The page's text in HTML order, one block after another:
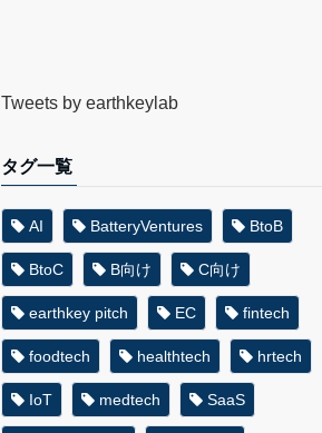
Tweets by earthkeylab
タグ一覧
AI BatteryVentures BtoB
BtoC B向け C向け
earthkey pitch EC fintech
foodtech healthtech hrtech
IoT medtech SaaS